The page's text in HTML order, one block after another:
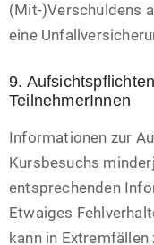
(Mit-)Verschuldens
eine
9.
TeilnehmerInnen
Informationen zur
Kursbesuchs
entsprechenden
Etwaiges
kann in